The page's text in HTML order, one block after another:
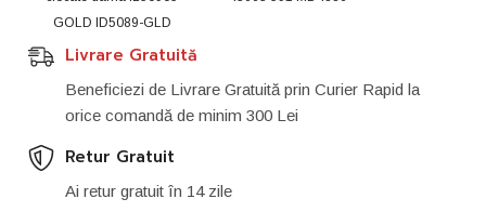
GOLD ID5089-GLD
Livrare Gratuită
Beneficiezi de Livrare Gratuită prin Curier Rapid la
orice comandă de minim 300 Lei
Retur Gratuit
Ai retur gratuit în 14 zile